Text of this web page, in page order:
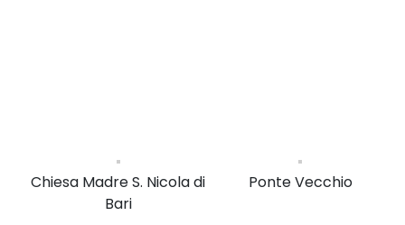
Chiesa Madre S. Nicola di
Bari
Ponte Vecchio